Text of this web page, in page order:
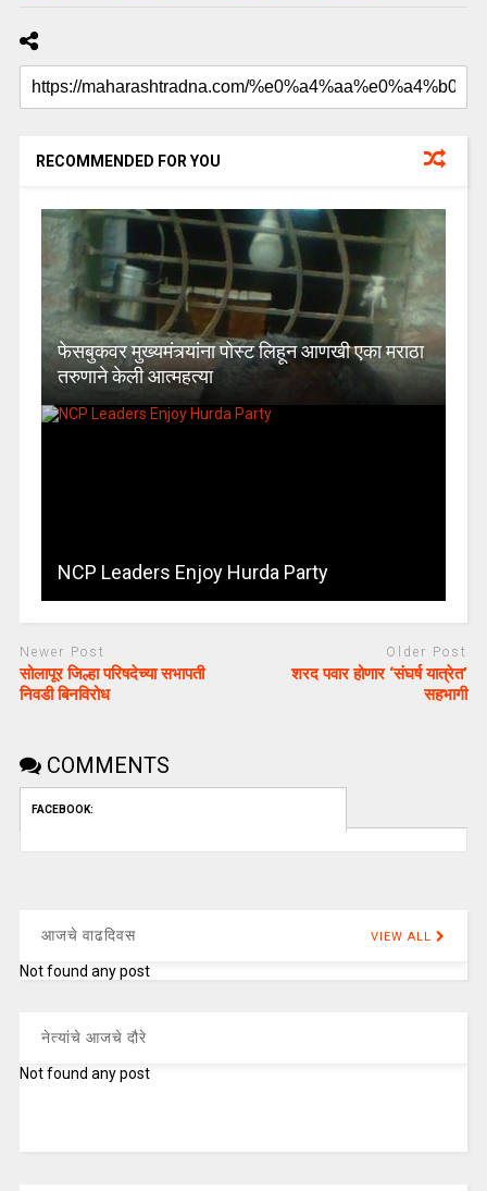
RECOMMENDED FOR YOU
फेसबुकवर मुख्यमंत्र्यांना पोस्ट लिहून आणखी एका मराठा
तरुणाने केली आत्महत्या
NCP Leaders Enjoy Hurda Party
Newer Post
सोलापूर जिल्हा परिषदेच्या सभापती
निवडी बिनविरोध
Older Post
शरद पवार होणार ‘संघर्ष यात्रेत’
सहभागी
COMMENTS
FACEBOOK:
आजचे वाढदिवस VIEW ALL
Not found any post
नेत्यांचे आजचे दौरे
Not found any post